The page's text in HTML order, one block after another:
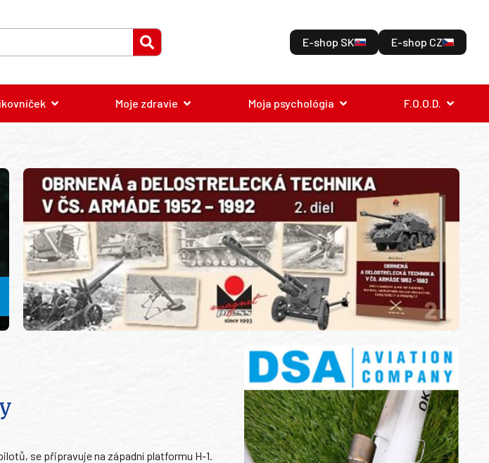
E-shop SK E-shop CZ
Moje zdravie Moja psychológia F.O.O.D.
se připravuje na západní platformu H-1.